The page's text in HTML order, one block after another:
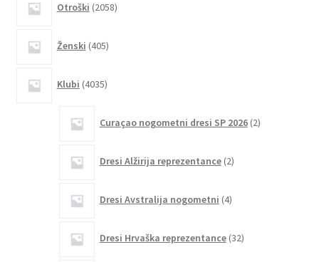
Otroški 2058izdelkov
Ženski 405izdelkov
Klubi 4035izdelkov
Curaçao nogometni dresi SP 2026 2izdelka
Dresi Alžirija reprezentance 2izdelka
Dresi Avstralija nogometni 4izdelki
Dresi Hrvaška reprezentance 32izdelkov